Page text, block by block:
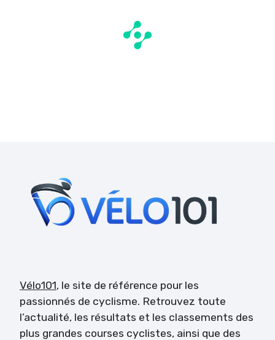
Vélo101, le site de référence pour les
passionnés de cyclisme. Retrouvez toute
l’actualité, les résultats et les classements des
plus grandes courses cyclistes, ainsi que des